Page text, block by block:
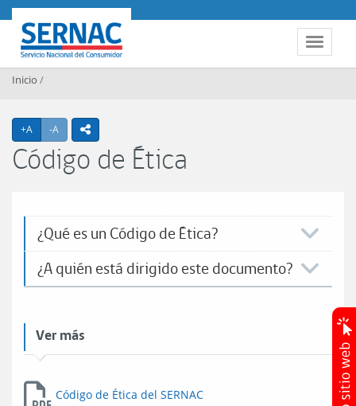
Contenido principal
Toggle
SERNAC
Inicio /
+A Agrandar texto
-A Achicar textoicono compartir
Código de Ética
¿Qué es un Código de Ética?
¿A quién está dirigido este documento?
Ver más
Código de Ética del SERNAC